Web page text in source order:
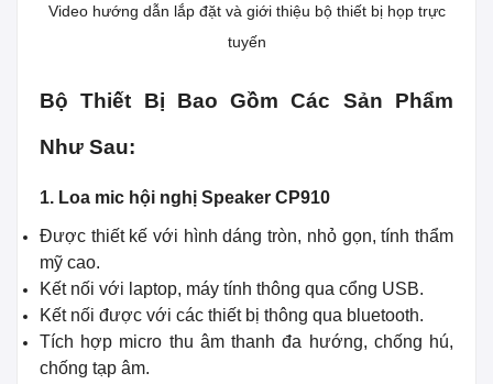
Video hướng dẫn lắp đặt và giới thiệu bộ thiết bị họp trực
tuyến
Bộ Thiết Bị Bao Gồm Các Sản Phẩm
Như Sau:
1. Loa mic hội nghị Speaker CP910
Được thiết kế với hình dáng tròn, nhỏ gọn, tính thẩm
mỹ cao.
Kết nối với laptop, máy tính thông qua cổng USB.
Kết nối được với các thiết bị thông qua bluetooth.
Tích hợp micro thu âm thanh đa hướng, chống hú,
chống tạp âm.